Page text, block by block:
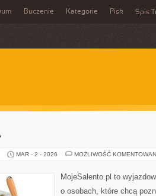
Buczenie Kategorie Pisk Spis
MAR - 2 - 2026 MOŻLIWOŚĆ
MojeSalento.pl to
o osobach, które chcą